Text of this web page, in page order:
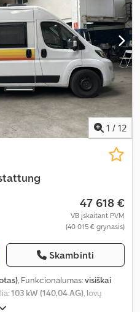
1 / 12
47 618 €
VB įskaitant PVM
(40 015 € grynasis)
Skambinti
, Funkcionalumas:visiškai
103 kW (140,04 AG), lovų
4